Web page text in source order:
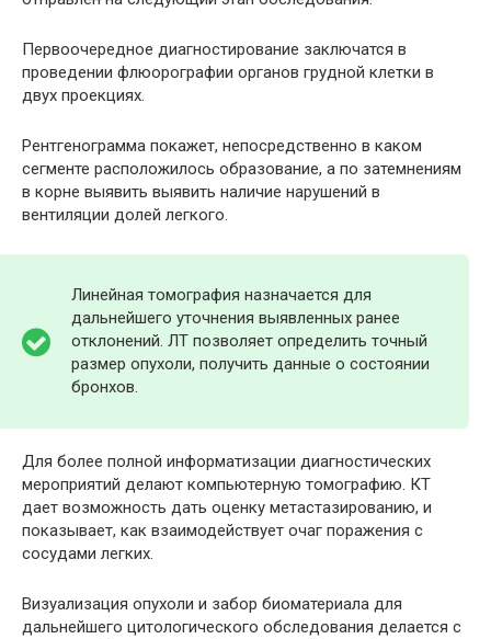
Первоочередное диагностирование заключатся в
проведении флюорографии органов грудной клетки в
двух проекциях.
Рентгенограмма покажет, непосредственно в каком
сегменте расположилось образование, а по затемнениям
в корне выявить выявить наличие нарушений в
вентиляции долей легкого.
Линейная томография назначается для
дальнейшего уточнения выявленных ранее
отклонений. ЛТ позволяет определить точный
размер опухоли, получить данные о состоянии
бронхов.
Для более полной информатизации диагностических
мероприятий делают компьютерную томографию. КТ
дает возможность дать оценку метастазированию, и
показывает, как взаимодействует очаг поражения с
сосудами легких.
Визуализация опухоли и забор биоматериала для
дальнейшего цитологического обследования делается с